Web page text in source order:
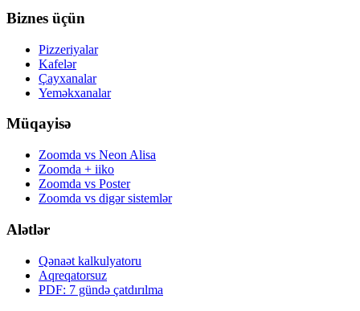
Biznes üçün
Pizzeriyalar
Kafelər
Çayxanalar
Yeməkxanalar
Müqayisə
Zoomda vs Neon Alisa
Zoomda + iiko
Zoomda vs Poster
Zoomda vs digər sistemlər
Alətlər
Qənaət kalkulyatoru
Aqreqatorsuz
PDF: 7 gündə çatdırılma